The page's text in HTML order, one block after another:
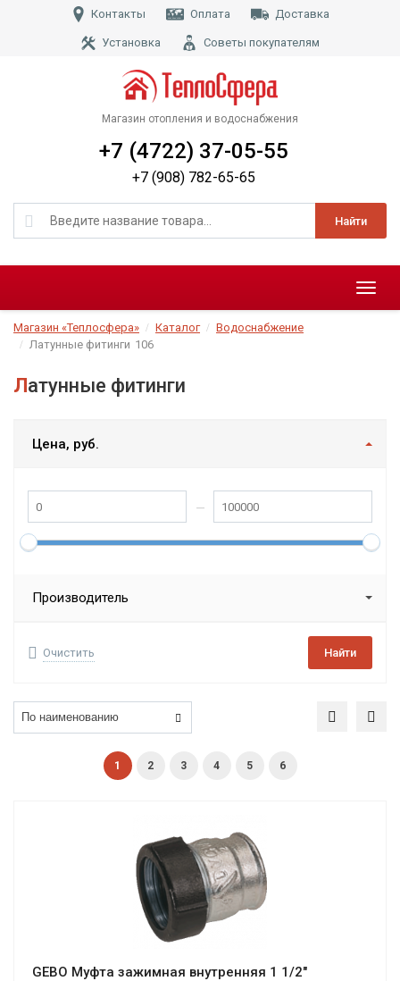
Контакты Оплата Доставка
Установка Советы покупателям
Магазин отопления и водоснабжения
Найти
+7 (4722) 37-05-55
+7 (908) 782-65-65
Меню
Магазин «Теплосфера» Каталог
Водоснабжение
Латунные фитинги 106
Латунные фитинги
Цена, руб.
Производитель
Очистить Найти
1 2 3 4 5 6
GEBO Муфта зажимная внутренняя 1 1/2"